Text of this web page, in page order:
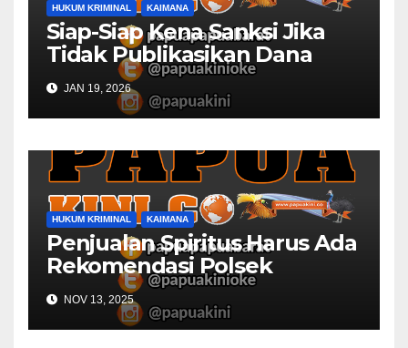
HUKUM KRIMINAL KAIMANA
Siap-Siap Kena Sanksi Jika
Tidak Publikasikan Dana
Desa
JAN 19, 2026
HUKUM KRIMINAL KAIMANA
Penjualan Spiritus Harus Ada
Rekomendasi Polsek
Kaimana
NOV 13, 2025